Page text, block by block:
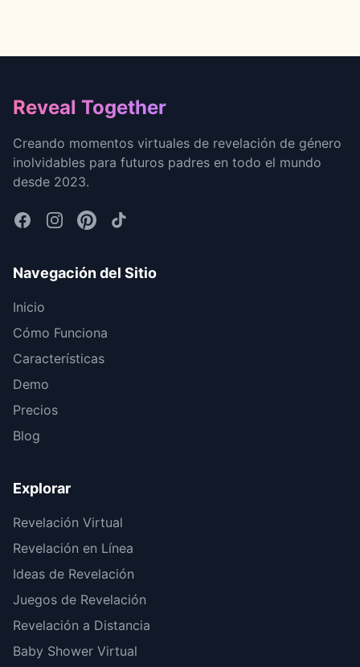
Footer
Reveal Together
Creando momentos virtuales de revelación de género
inolvidables para futuros padres en todo el mundo
desde 2023.
Navegación del Sitio
Inicio
Cómo Funciona
Características
Demo
Precios
Blog
Explorar
Revelación Virtual
Revelación en Línea
Ideas de Revelación
Juegos de Revelación
Revelación a Distancia
Baby Shower Virtual